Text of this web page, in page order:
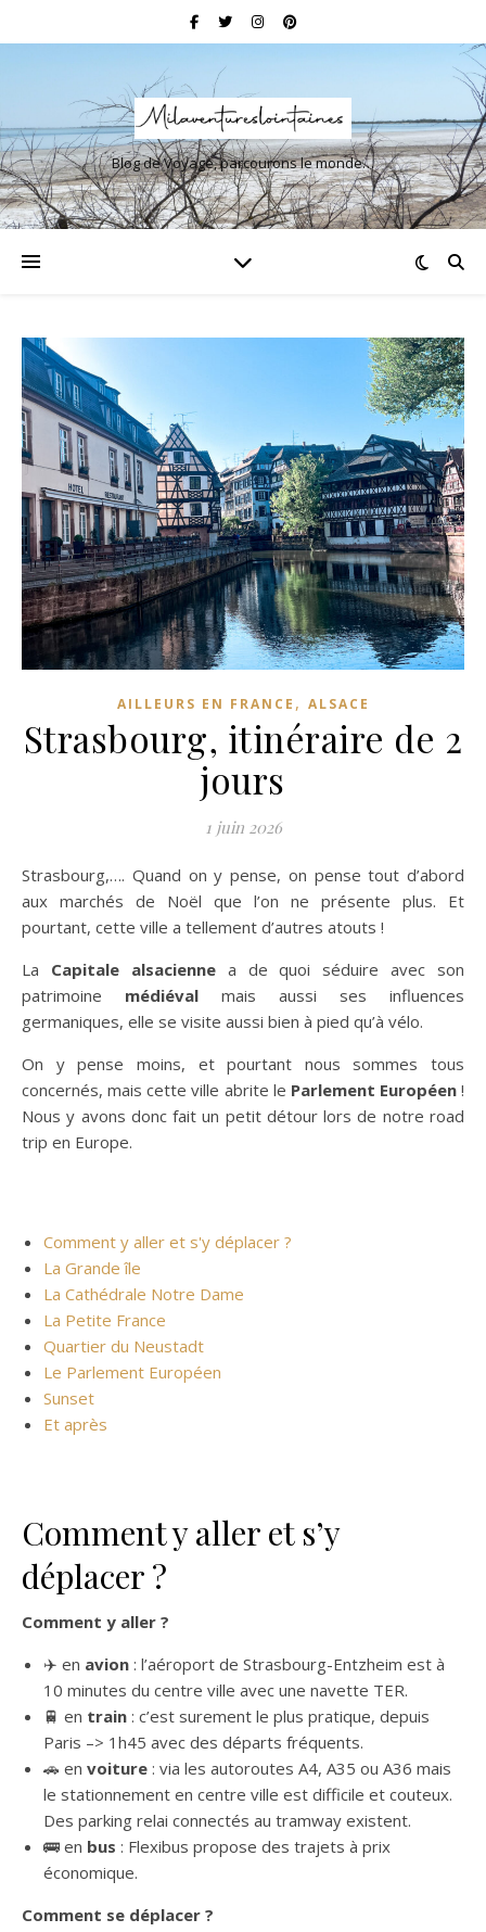
Blog de Voyage, parcourons le monde…
AILLEURS EN FRANCE , ALSACE
Strasbourg, itinéraire de 2
jours
1 juin 2026
Strasbourg,…. Quand on y pense, on pense tout d’abord
aux marchés de Noël que l’on ne présente plus. Et
pourtant, cette ville a tellement d’autres atouts !
La Capitale alsaciennea de quoi séduire avec son
patrimoine médiéval mais aussi ses influences
germaniques, elle se visite aussi bien à pied qu’à vélo.
On y pense moins, et pourtant nous sommes tous
concernés, mais cette ville abrite le Parlement Européen!
Nous y avons donc fait un petit détour lors de notre road
trip en Europe.
Comment y aller et s'y déplacer ?
La Grande île
La Cathédrale Notre Dame
La Petite France
Quartier du Neustadt
Le Parlement Européen
Sunset
Et après
Comment y aller et s’y
déplacer ?
Comment y aller ?
✈️ en avion : l’aéroport de Strasbourg-Entzheim est à
10 minutes du centre ville avec une navette TER.
🚆 en train : c’est surement le plus pratique, depuis
Paris –> 1h45 avec des départs fréquents.
🚗 en voiture : via les autoroutes A4, A35 ou A36 mais
le stationnement en centre ville est difficile et couteux.
Des parking relai connectés au tramway existent.
🚌 en bus : Flexibus propose des trajets à prix
économique.
Comment se déplacer ?